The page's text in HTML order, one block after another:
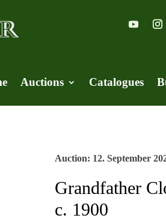
Auctions Catalogues
Auction: 12. September
Grandfather
c. 1900